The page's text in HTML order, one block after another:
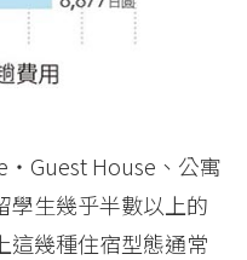
House、公寓
生幾乎半數以上的
這幾種住宿型態通常